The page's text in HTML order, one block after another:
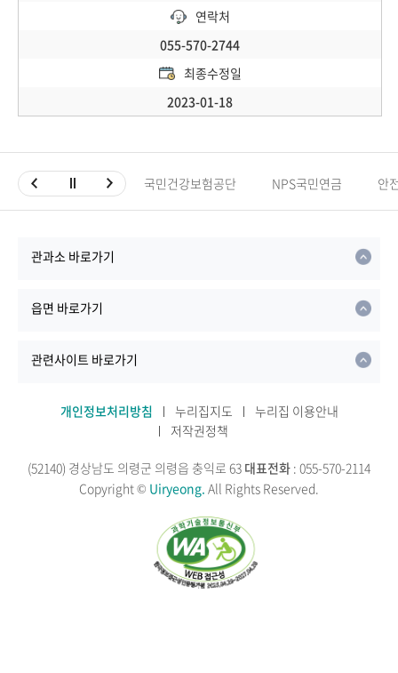
연락처
055-570-2744
최종수정일
2023-01-18
국민건강보험공단 NPS국민연금 안
관과소 바로가기
읍면 바로가기
관련사이트 바로가기
개인정보처리방침 누리집지도
누리집 이용안내
저작권정책
(52140) 경상남도 의령군 의령읍 충익로 63 대표전화 : 055-570-2114
Copyright © Uiryeong. All Rights Reserved.